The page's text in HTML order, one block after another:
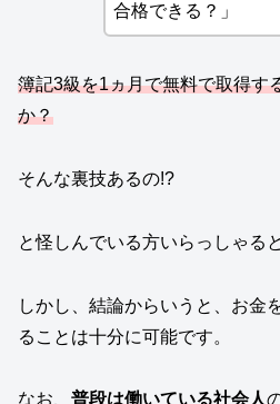
合格できる？」
簿記3級を1ヵ月で無料で取得す
か？
そんな裏技あるの!?
と怪しんでいる方いらっしゃる
しかし、結論からいうと、お金
ることは十分に可能です。
なお、 普段は働いている社会人